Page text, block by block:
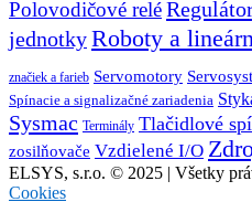
Polovodičové relé
jednotkyRoboty a
značiek a farieb Servomotory
Spínacie a signalizačné zariadenia
Sysmac Terminály Tlačidlové
zosilňovače Vzdielené I/O
ELSYS, s.r.o. © 2025 | Všetky
Cookies